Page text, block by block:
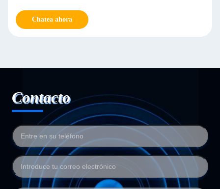
Chatea ahora
Contacto